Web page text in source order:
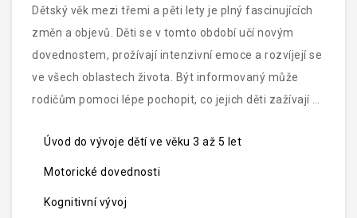
Dětský věk mezi třemi a pěti lety je plný fascinujících
změn a objevů. Děti se v tomto období učí novým
dovednostem, prožívají intenzivní emoce a rozvíjejí se
ve všech oblastech života. Být informovaný může
rodičům pomoci lépe pochopit, co jejich děti zažívají a
Úvod do vývoje dětí ve věku 3 až 5 let
Motorické dovednosti
Kognitivní vývoj